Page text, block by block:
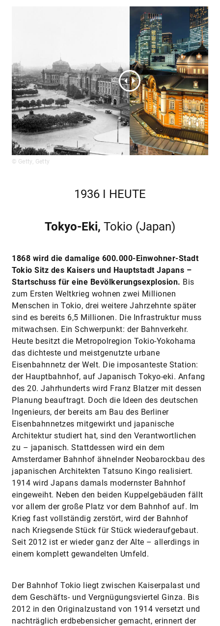
© Getty, Getty
1936 I HEUTE
Tokyo-Eki, Tokio (Japan)
1868 wird die damalige 600.000-Einwohner-Stadt
Tokio Sitz des Kaisers und Hauptstadt Japans –
Startschuss für eine Bevölkerungsexplosion. Bis
zum Ersten Weltkrieg wohnen zwei Millionen
Menschen in Tokio, drei weitere Jahrzehnte später
sind es bereits 6,5 Millionen. Die Infrastruktur muss
mitwachsen. Ein Schwerpunkt: der Bahnverkehr.
Heute besitzt die Metropolregion Tokio-Yokohama
das dichteste und meistgenutzte urbane
Eisenbahnnetz der Welt. Die imposanteste Station:
der Hauptbahnhof, auf Japanisch Tokyo-eki. Anfang
des 20. Jahrhunderts wird Franz Blatzer mit dessen
Planung beauftragt. Doch die Ideen des deutschen
Ingenieurs, der bereits am Bau des Berliner
Eisenbahnnetzes mitgewirkt und japanische
Architektur studiert hat, sind den Verantwortlichen
zu – japanisch. Stattdessen wird ein dem
Amsterdamer Bahnhof ähnelnder Neobarockbau des
japanischen Architekten Tatsuno Kingo realisiert.
1914 wird Japans damals modernster Bahnhof
eingeweiht. Neben den beiden Kuppelgebäuden fällt
vor allem der große Platz vor dem Bahnhof auf. Im
Krieg fast vollständig zerstört, wird der Bahnhof
nach Kriegsende Stück für Stück wiederaufgebaut.
Seit 2012 ist er wieder ganz der Alte – allerdings in
einem komplett gewandelten Umfeld.
Der Bahnhof Tokio liegt zwischen Kaiserpalast und
dem Geschäfts- und Vergnügungsviertel Ginza. Bis
2012 in den Originalzustand von 1914 versetzt und
nachträglich erdbebensicher gemacht, erinnert der